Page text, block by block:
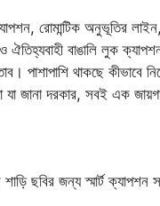
রোমান্টিক অনুভূতির
বাঙালি লুক
পাশাপাশি থাকছে কীভাবে
যা জানা দরকার, সবই এক
ছবির জন্য স্মার্ট ক্যাপশন